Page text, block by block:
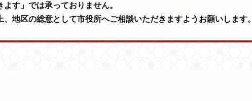
す」では承っておりません。
地区の総意として市役所へご相談いただきますようお願いします。